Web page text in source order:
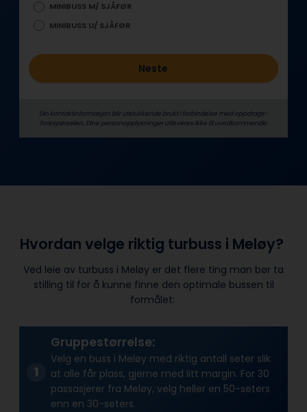
MINIBUSS M/ SJÅFØR
MINIBUSS U/ SJÅFØR
Neste
Din kontaktinformasjon blir utelukkende brukt i forbindelse med oppdrags­
forespørselen. Dine person­­opplysninger utleveres ikke til uvedkommende.
Hvordan velge riktig turbuss i Meløy?
Ved leie av turbuss i Meløy er det flere ting man bør ta
stilling til for å kunne finne den optimale bussen til
formålet:
Gruppestørrelse:
Velg en buss i Meløy med riktig antall seter slik
at alle får plass, gjerne med litt margin. For 30
passasjerer fra Meløy, velg heller en 50-seters
enn en 30-seters.